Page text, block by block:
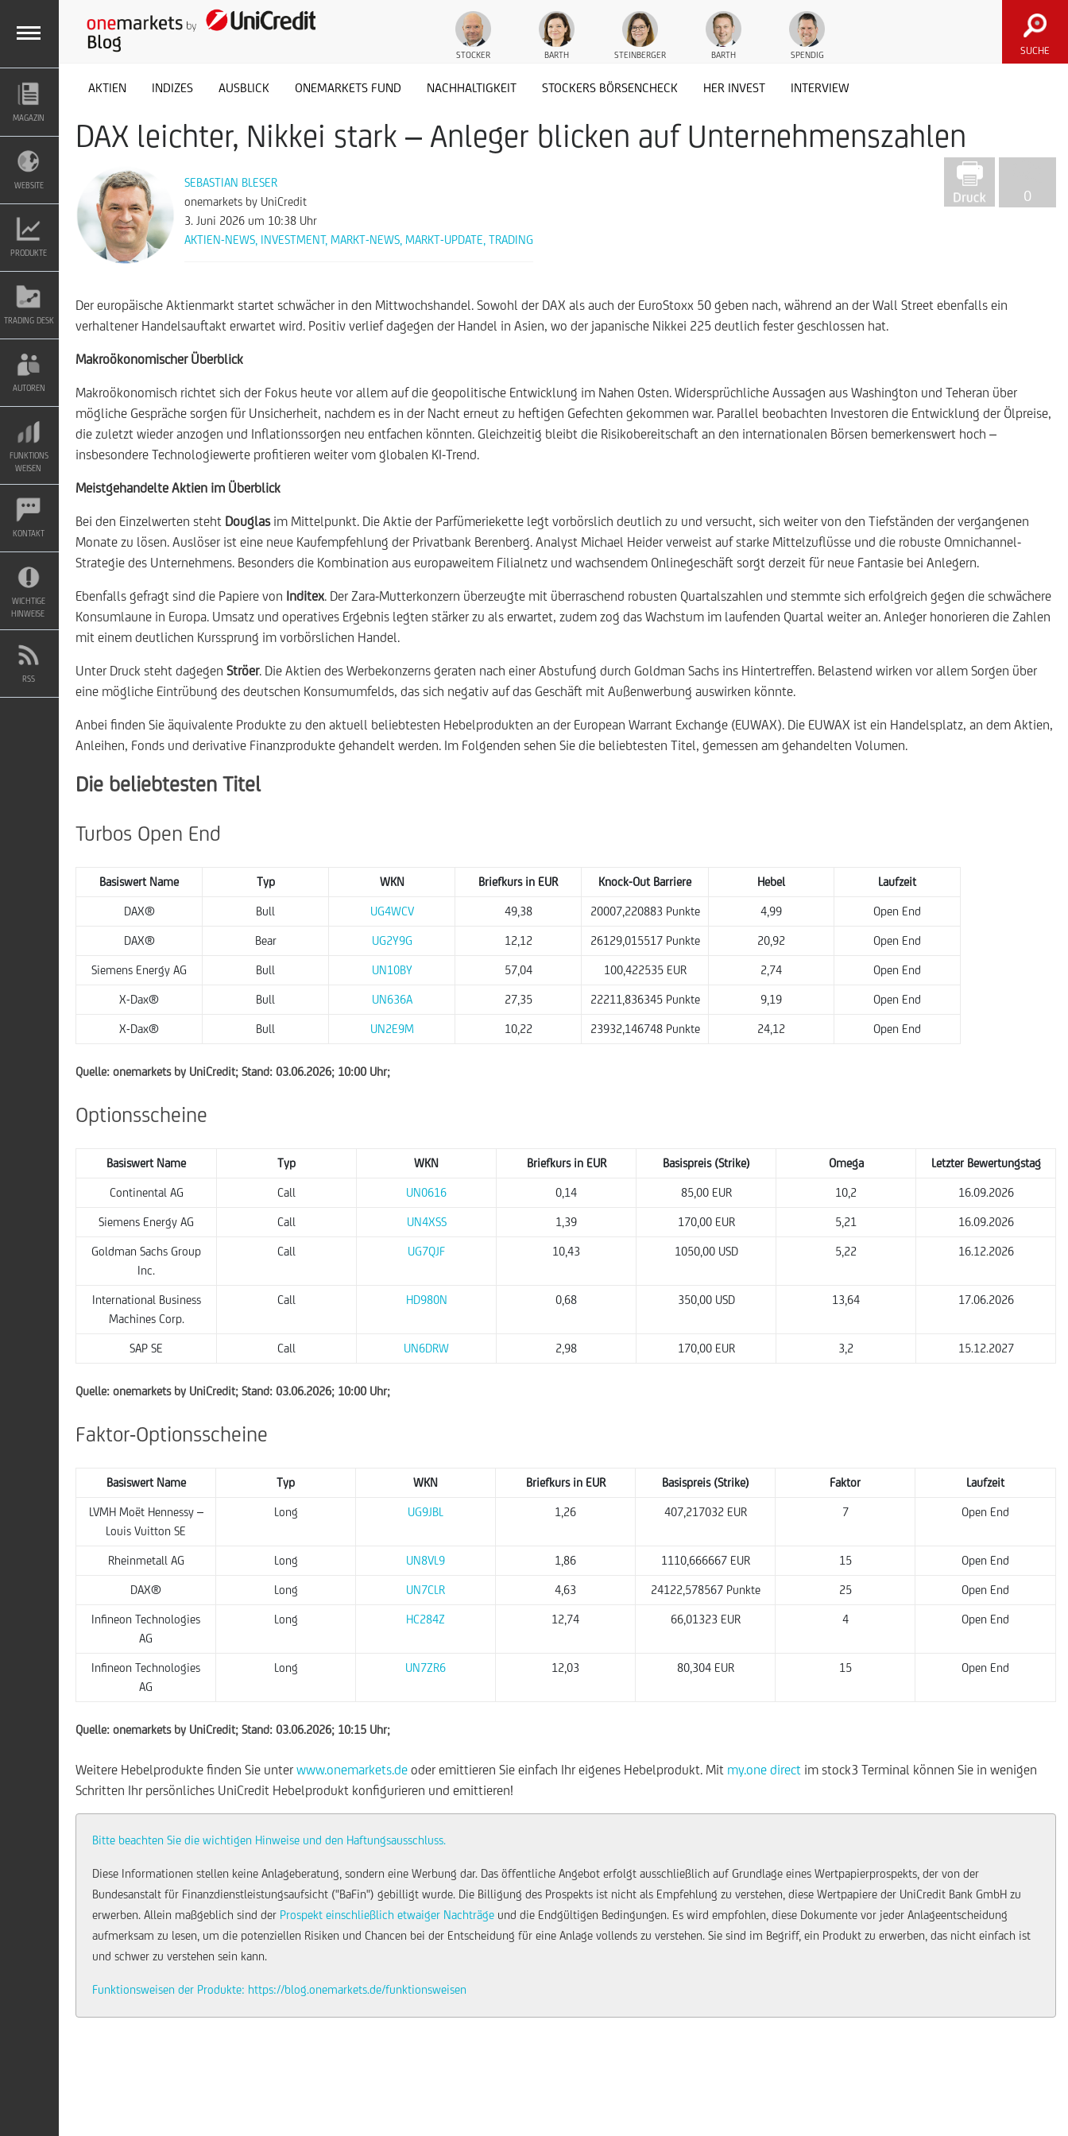
M
N
U
MAGAZIN
WEBSITE
PRODUKTE
TRADING DESK
AUTOREN
FUNKTIONS
WEISEN
KONTAKT
WICHTIGE
HINWEISE
RSS
STOCKER BARTH STEINBERGER BARTH SPENDIG SUCHE
AKTIEN INDIZES AUSBLICK ONEMARKETS FUND NACHHALTIGKEIT STOCKERS BÖRSENCHECK HER INVEST INTERVIEW
DAX leichter, Nikkei stark – Anleger blicken auf Unternehmenszahlen
0
SEBASTIAN BLESER
onemarkets by UniCredit
3. Juni 2026 um 10:38 Uhr
AKTIEN-NEWS INVESTMENT, MARKT-NEWS MARKT-UPDATE TRADING
Der europäische Aktienmarkt startet schwächer in den Mittwochshandel. Sowohl der DAX als auch der EuroStoxx 50 geben nach, während an der Wall Street ebenfalls ein
verhaltener Handelsauftakt erwartet wird. Positiv verlief dagegen der Handel in Asien, wo der japanische Nikkei 225 deutlich fester geschlossen hat.
Makroökonomischer Überblick
Makroökonomisch richtet sich der Fokus heute vor allem auf die geopolitische Entwicklung im Nahen Osten. Widersprüchliche Aussagen aus Washington und Teheran über
mögliche Gespräche sorgen für Unsicherheit, nachdem es in der Nacht erneut zu heftigen Gefechten gekommen war. Parallel beobachten Investoren die Entwicklung der Ölpreise,
die zuletzt wieder anzogen und Inflationssorgen neu entfachen könnten. Gleichzeitig bleibt die Risikobereitschaft an den internationalen Börsen bemerkenswert hoch –
insbesondere Technologiewerte profitieren weiter vom globalen KI-Trend.
Meistgehandelte Aktien im Überblick
Bei den Einzelwerten steht Douglasim Mittelpunkt. Die Aktie der Parfümeriekette legt vorbörslich deutlich zu und versucht, sich weiter von den Tiefständen der vergangenen
Monate zu lösen. Auslöser ist eine neue Kaufempfehlung der Privatbank Berenberg. Analyst Michael Heider verweist auf starke Mittelzuflüsse und die robuste Omnichannel-
Strategie des Unternehmens. Besonders die Kombination aus europaweitem Filialnetz und wachsendem Onlinegeschäft sorgt derzeit für neue Fantasie bei Anlegern.
Ebenfalls gefragt sind die Papiere von Inditex. Der Zara-Mutterkonzern überzeugte mit überraschend robusten Quartalszahlen und stemmte sich erfolgreich gegen die schwächere
Konsumlaune in Europa. Umsatz und operatives Ergebnis legten stärker zu als erwartet, zudem zog das Wachstum im laufenden Quartal weiter an. Anleger honorieren die Zahlen
mit einem deutlichen Kurssprung im vorbörslichen Handel.
Unter Druck steht dagegen Ströer. Die Aktien des Werbekonzerns geraten nach einer Abstufung durch Goldman Sachs ins Hintertreffen. Belastend wirken vor allem Sorgen über
eine mögliche Eintrübung des deutschen Konsumumfelds, das sich negativ auf das Geschäft mit Außenwerbung auswirken könnte.
Anbei finden Sie äquivalente Produkte zu den aktuell beliebtesten Hebelprodukten an der European Warrant Exchange (EUWAX). Die EUWAX ist ein Handelsplatz, an dem Aktien,
Anleihen, Fonds und derivative Finanzprodukte gehandelt werden. Im Folgenden sehen Sie die beliebtesten Titel, gemessen am gehandelten Volumen.
Die beliebtesten Titel
Turbos Open End
Basiswert Name Typ WKN Briefkurs in EUR Knock-Out Barriere Hebel Laufzeit
DAX® Bull UG4WCV 49,38 20007,220883 Punkte 4,99 Open End
DAX® Bear UG2Y9G 12,12 26129,015517 Punkte 20,92 Open End
Siemens Energy AG Bull UN10BY 57,04 100,422535 EUR 2,74 Open End
X-Dax® Bull UN636A 27,35 22211,836345 Punkte 9,19 Open End
X-Dax® Bull UN2E9M 10,22 23932,146748 Punkte 24,12 Open End
Quelle: onemarkets by UniCredit; Stand: 03.06.2026; 10:00 Uhr;
Optionsscheine
Basiswert Name Typ WKN Briefkurs in EUR Basispreis (Strike) Omega Letzter Bewertungstag
Continental AG Call UN0616 0,14 85,00 EUR 10,2 16.09.2026
Siemens Energy AG Call UN4XSS 1,39 170,00 EUR 5,21 16.09.2026
Goldman Sachs Group
Inc.
Call UG7QJF 10,43 1050,00 USD 5,22 16.12.2026
International Business
Machines Corp.
Call HD980N 0,68 350,00 USD 13,64 17.06.2026
SAP SE Call UN6DRW 2,98 170,00 EUR 3,2 15.12.2027
Quelle: onemarkets by UniCredit; Stand: 03.06.2026; 10:00 Uhr;
Faktor-Optionsscheine
Basiswert Name Typ WKN Briefkurs in EUR Basispreis (Strike) Faktor Laufzeit
LVMH Moët Hennessy –
Louis Vuitton SE
Long UG9JBL 1,26 407,217032 EUR 7 Open End
Rheinmetall AG Long UN8VL9 1,86 1110,666667 EUR 15 Open End
DAX® Long UN7CLR 4,63 24122,578567 Punkte 25 Open End
Infineon Technologies
AG
Long HC284Z 12,74 66,01323 EUR 4 Open End
Infineon Technologies
AG
Long UN7ZR6 12,03 80,304 EUR 15 Open End
Quelle: onemarkets by UniCredit; Stand: 03.06.2026; 10:15 Uhr;
Weitere Hebelprodukte finden Sie unter www.onemarkets.de oder emittieren Sie einfach Ihr eigenes Hebelprodukt. Mit my.one direct im stock3 Terminal können Sie in wenigen
Schritten Ihr persönliches UniCredit Hebelprodukt konfigurieren und emittieren!
Bitte beachten Sie die wichtigen Hinweise und den Haftungsausschluss.
Diese Informationen stellen keine Anlageberatung, sondern eine Werbung dar. Das öffentliche Angebot erfolgt ausschließlich auf Grundlage eines Wertpapierprospekts, der von der
Bundesanstalt für Finanzdienstleistungsaufsicht ("BaFin") gebilligt wurde. Die Billigung des Prospekts ist nicht als Empfehlung zu verstehen, diese Wertpapiere der UniCredit Bank GmbH zu
erwerben. Allein maßgeblich sind der Prospekt einschließlich etwaiger Nachträge und die Endgültigen Bedingungen. Es wird empfohlen, diese Dokumente vor jeder Anlageentscheidung
aufmerksam zu lesen, um die potenziellen Risiken und Chancen bei der Entscheidung für eine Anlage vollends zu verstehen. Sie sind im Begriff, ein Produkt zu erwerben, das nicht einfach ist
und schwer zu verstehen sein kann.
Funktionsweisen der Produkte: https://blog.onemarkets.de/funktionsweisen